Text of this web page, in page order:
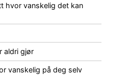
hvor vanskelig det kan
aldri gjør
vanskelig på deg selv